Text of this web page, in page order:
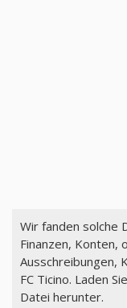
Wir fanden solche
Finanzen, Konten,
Ausschreibungen,
FC Ticino. Laden
Datei herunter.